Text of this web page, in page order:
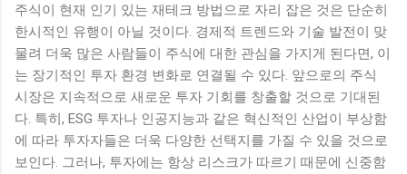
주식이 현재 인기 있는 재테크 방법으로 자리 잡은 것은 단순히
한시적인 유행이 아닐 것이다. 경제적 트렌드와 기술 발전이 맞
물려 더욱 많은 사람들이 주식에 대한 관심을 가지게 된다면, 이
는 장기적인 투자 환경 변화로 연결될 수 있다. 앞으로의 주식
시장은 지속적으로 새로운 투자 기회를 창출할 것으로 기대된
다. 특히, ESG 투자나 인공지능과 같은 혁신적인 산업이 부상함
에 따라 투자자들은 더욱 다양한 선택지를 가질 수 있을 것으로
보인다. 그러나, 투자에는 항상 리스크가 따르기 때문에 신중함